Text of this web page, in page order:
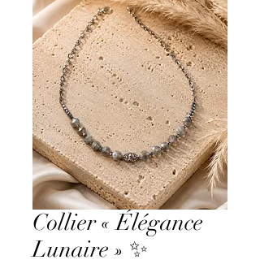
Collier « Élégance
Lunaire » ✨